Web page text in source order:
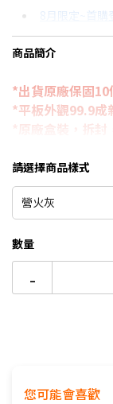
12期
24期
8月限定~首購
台灣大哥大
商品簡介
*出貨原廠保固10
*平板外觀99.9成
*原廠盒裝，拆封
13.1”大螢
處理器
相機規格
整修程序，包括
請選擇商品樣式
營火灰
數量
-
您可能會喜歡